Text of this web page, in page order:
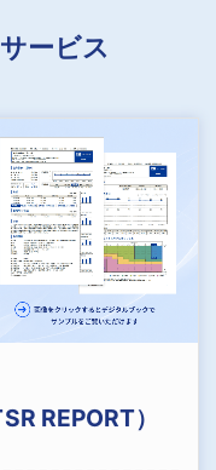
ービス
REPORT）